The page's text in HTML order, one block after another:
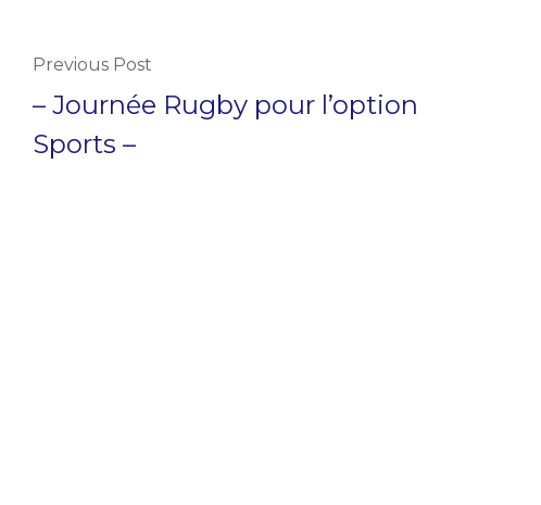
Previous Post
– Journée Rugby pour l’option
Sports –